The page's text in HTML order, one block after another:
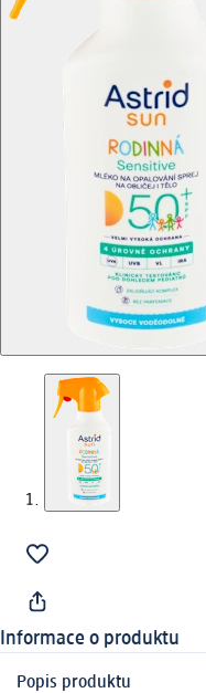
Informace o produktu
Popis produktu